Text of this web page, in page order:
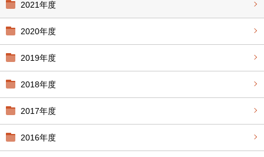
2021年度
2020年度
2019年度
2018年度
2017年度
2016年度